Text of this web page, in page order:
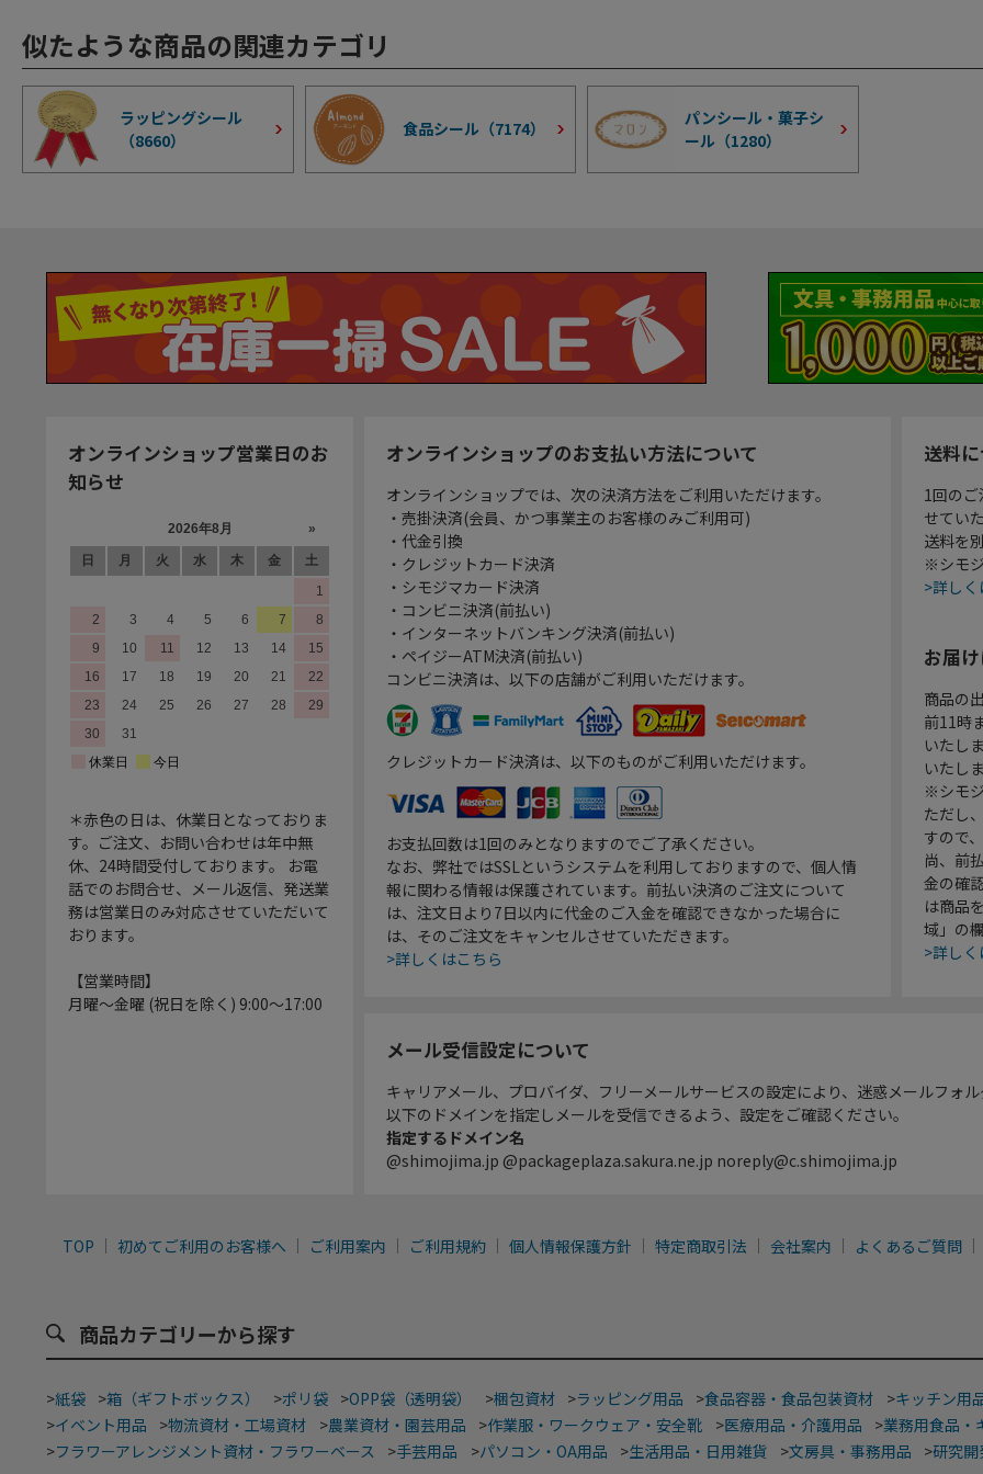
似たような商品の関連カテゴリ
ラッピングシール
（8660）
食品シール（7174）
パンシール・菓子シ
ール（1280）
オンラインショップ営業日のお
知らせ
＊赤色の日は、休業日となっておりま
す。ご注文、お問い合わせは年中無
休、24時間受付しております。 お電
話でのお問合せ、メール返信、発送業
務は営業日のみ対応させていただいて
おります。
【営業時間】
月曜～金曜 (祝日を除く) 9:00～17:00
オンラインショップのお支払い方法について
オンラインショップでは、次の決済方法をご利用いただけます。
・売掛決済(会員、かつ事業主のお客様のみご利用可)
・代金引換
・クレジットカード決済
・シモジマカード決済
・コンビニ決済(前払い)
・インターネットバンキング決済(前払い)
・ペイジーATM決済(前払い)
コンビニ決済は、以下の店舗がご利用いただけます。
クレジットカード決済は、以下のものがご利用いただけます。
お支払回数は1回のみとなりますのでご了承ください。
なお、弊社ではSSLというシステムを利用しておりますので、個人情
報に関わる情報は保護されています。前払い決済のご注文について
は、注文日より7日以内に代金のご入金を確認できなかった場合に
は、そのご注文をキャンセルさせていただきます。
>詳しくはこちら
送料
1回の
せてい
送料を
※シモ
>詳し
お届
商品の
前11時
いたし
いたし
※シモ
ただし
すので
尚、前
金の確
は商品
域」の
>詳し
メール受信設定について
キャリアメール、プロバイダ、フリーメールサービスの設定により、迷惑メールフォ
以下のドメインを指定しメールを受信できるよう、設定をご確認ください。
指定するドメイン名
@shimojima.jp @packageplaza.sakura.ne.jp noreply@c.shimojima.jp
TOP 初めてご利用のお客様へ ご利用案内 ご利用規約 個人情報保護方針 特定商取引法 会社案内 よくあるご質問
商品カテゴリーから探す
>紙袋 >箱（ギフトボックス） >ポリ袋 >OPP袋（透明袋） >梱包資材 >ラッピング用品 >食品容器・食品包装資材 >キッチン用
>イベント用品 >物流資材・工場資材 >農業資材・園芸用品 >作業服・ワークウェア・安全靴 >医療用品・介護用品 >業務用食品・
>フラワーアレンジメント資材・フラワーベース >手芸用品 >パソコン・OA用品 >生活用品・日用雑貨 >文房具・事務用品 >研究開